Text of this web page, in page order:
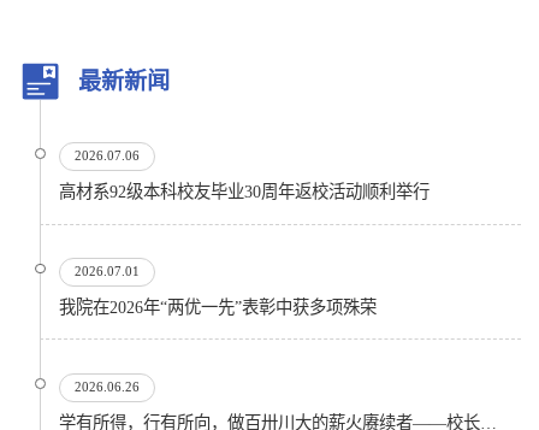
最新新闻
2026.07.06
高材系92级本科校友毕业30周年返校活动顺利举行
2026.07.01
我院在2026年“两优一先”表彰中获多项殊荣
2026.06.26